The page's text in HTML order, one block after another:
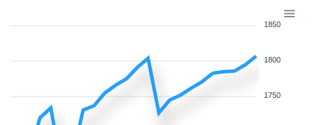
1850
1800
1750